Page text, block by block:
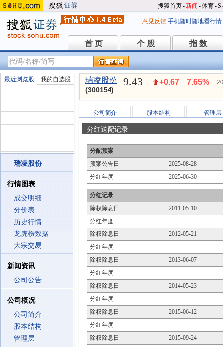
搜狐首页-新闻 -体育-S
意见反馈 手机随时随地看行情
首 页
首 页 个 股
个 股 指 数
指 数
最近浏览股 我的自选股
瑞凌股份
行情图表
成交明细
分价表
历史行情
龙虎榜数据
大宗交易
新闻资讯
公司公告
公司概况
公司简介
股本结构
管理层
瑞凌股份
(300154)
9.43 +0.67 7.65%
公司简介 股本结构 管理层
分红送配记录
分配预案
预案公告日
2025-08-28
分红年度
2025-06-30
分红记录
除权除息日
2011-05-10
分红年度
除权除息日
2012-05-21
分红年度
除权除息日
2013-06-07
分红年度
除权除息日
2014-05-23
分红年度
除权除息日
2015-06-12
分红年度
除权除息日
2015-09-24